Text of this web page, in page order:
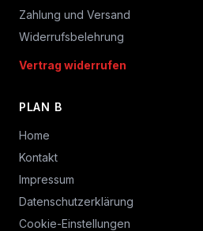
Zahlung und Versand
Widerrufsbelehrung
Vertrag widerrufen
PLAN B
Home
Kontakt
Impressum
Datenschutzerklärung
Cookie-Einstellungen